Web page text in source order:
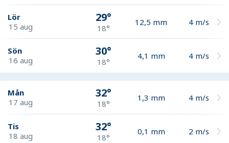
Lör
15 aug
29°
18°
12,5 mm 4 m/s
Sön
16 aug
30°
18°
4,1 mm 4 m/s
Mån
17 aug
32°
18°
1,3 mm 4 m/s
Tis
18 aug
32°
18°
0,1 mm 2 m/s